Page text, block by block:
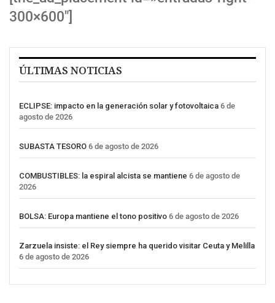
300×600″]
ÚLTIMAS NOTICIAS
ECLIPSE: impacto en la generación solar y fotovoltaica 6 de
agosto de 2026
SUBASTA TESORO 6 de agosto de 2026
COMBUSTIBLES: la espiral alcista se mantiene 6 de agosto de
2026
BOLSA: Europa mantiene el tono positivo 6 de agosto de 2026
Zarzuela insiste: el Rey siempre ha querido visitar Ceuta y Melilla
6 de agosto de 2026